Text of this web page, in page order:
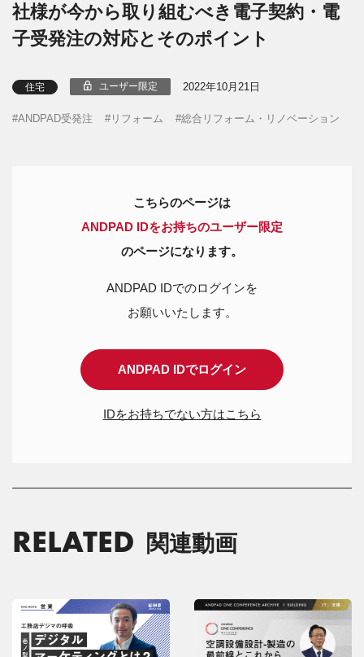
社様が今から取り組むべき電子契約・電
子受発注の対応とそのポイント
住宅 ユーザー限定 2022年10月21日
ANDPAD受発注 リフォーム 総合リフォーム・リノベーション
こちらのページは
ANDPAD IDをお持ちのユーザー限定
のページになります。
ANDPAD IDでのログインを
お願いいたします。
ANDPAD IDでログイン
IDをお持ちでない方はこちら
RELATED 関連動画